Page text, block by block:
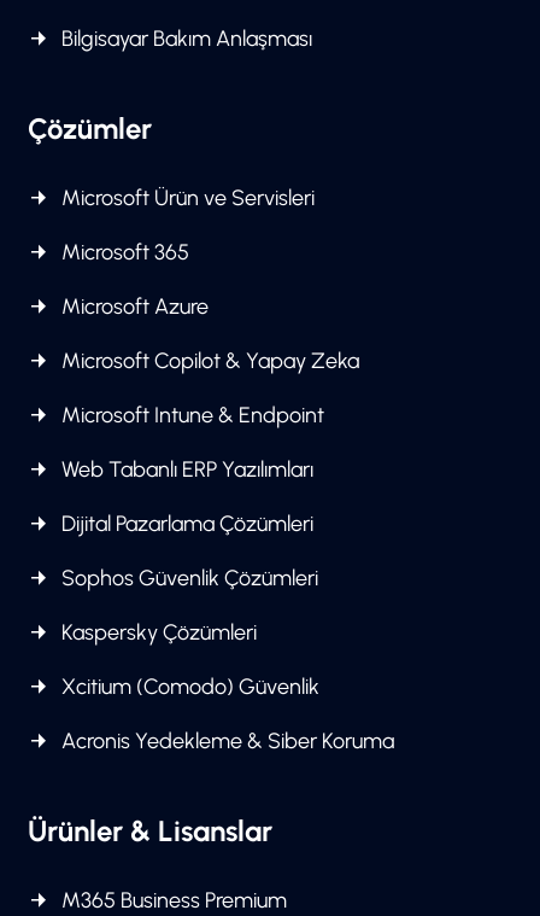
Bilgisayar Bakım Anlaşması
Çözümler
Microsoft Ürün ve Servisleri
Microsoft 365
Microsoft Azure
Microsoft Copilot & Yapay Zeka
Microsoft Intune & Endpoint
Web Tabanlı ERP Yazılımları
Dijital Pazarlama Çözümleri
Sophos Güvenlik Çözümleri
Kaspersky Çözümleri
Xcitium (Comodo) Güvenlik
Acronis Yedekleme & Siber Koruma
Ürünler & Lisanslar
M365 Business Premium